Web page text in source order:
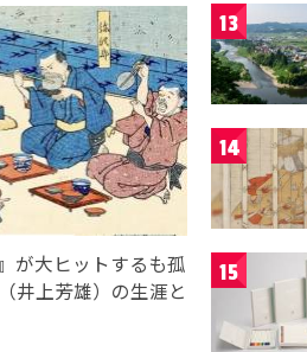
が大ヒットするも孤
井上芳雄）の生涯と
13
14
15